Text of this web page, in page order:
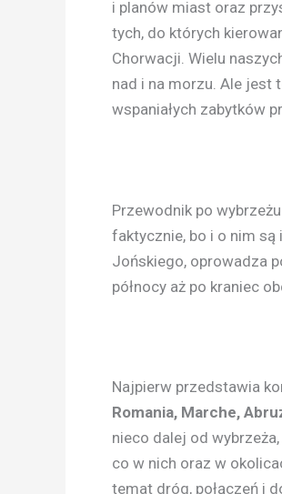
i planów miast oraz
tych, do których
Chorwacji. Wielu
nad i na morzu. Ale jest
wspaniałych zabytków
Przewodnik po
faktycznie, bo i o nim
Jońskiego, oprowadza
północy aż po kraniec
Najpierw przedstawia
Romania, Marche,
nieco dalej od wybrzeża,
co w nich oraz w
temat dróg, połączeń i